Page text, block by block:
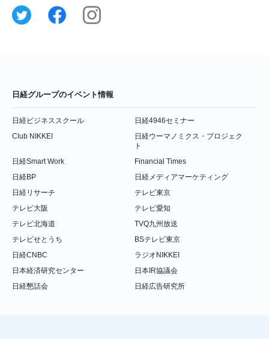
日経グループのイベント情報
日経ビジネススクール
日経4946セミナー
Club NIKKEI
日経ウーマノミクス・プロジェク
ト
日経Smart Work
Financial Times
日経BP
日経メディアマーケティング
日経リサーチ
テレビ東京
テレビ大阪
テレビ愛知
テレビ北海道
TVQ九州放送
テレビせとうち
BSテレビ東京
日経CNBC
ラジオNIKKEI
日本経済研究センター
日本IR協議会
日経懇話会
日経広告研究所